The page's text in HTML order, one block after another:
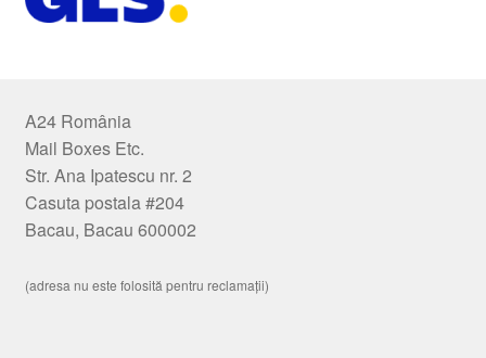
A24 România
Mail Boxes Etc.
Str. Ana Ipatescu nr. 2
Casuta postala #204
Bacau, Bacau 600002
(adresa nu este folosită pentru reclamații)